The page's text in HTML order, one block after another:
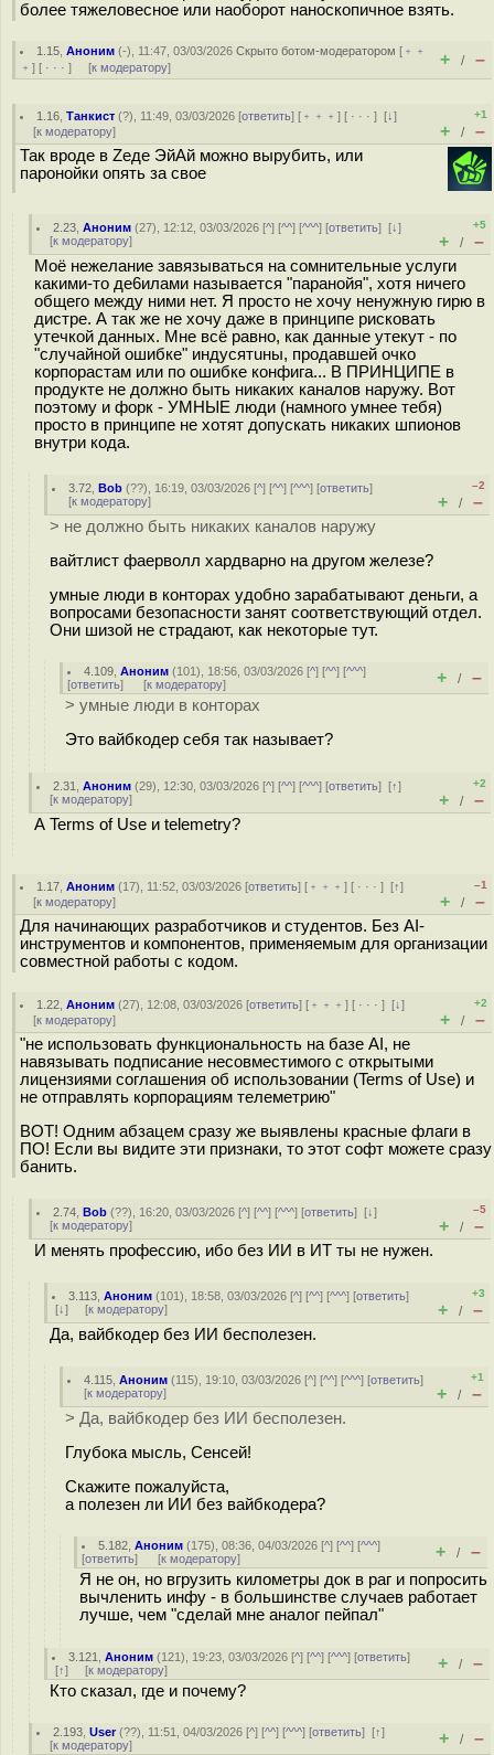
более тяжеловесное или наоборот наноскопичное взять.
1.15 ,Аноним (-), 11:47, 03/03/2026Скрыто ботом-модератором [ ﹢﹢
﹢ ] [ · · · ] [к модератору] + / –
1.16 ,Танкист (?), 11:49, 03/03/2026 [ответить] [ ﹢﹢﹢] [ · · ·][↓]
[к модератору]
+1
+ / –
Так вроде в Zеде ЭйАй можно вырубить, или
паронойки опять за свое
2.23 ,Аноним (27), 12:12, 03/03/2026 [^] [^^] [^^^] [ответить][↓]
[к модератору]
+5
+ / –
Моё нежелание завязываться на сомнительные услуги
какими-то дe6илами называется "паранойя", хотя ничего
общего между ними нет. Я просто не хочу ненужную гирю в
дистре. А так же не хочу даже в принципе рисковать
утечкой данных. Мне всё равно, как данные утекут - по
"случайной ошибке" индycятuны, продавшей очко
корпорастам или по ошибке конфига... В ПРИНЦИПЕ в
продукте не должно быть никаких каналов наружу. Вот
поэтому и форк - УМНЫЕ люди (намного умнее тебя)
просто в принципе не хотят допускать никаких шпионов
внутри кода.
3.72 ,Bob (??), 16:19, 03/03/2026 [^] [^^] [^^^] [ответить]
[к модератору]
–2
+ / –
> не должно быть никаких каналов наружу
вайтлист фаерволл хардварно на другом железе?
умные люди в конторах удобно зарабатывают деньги, а
вопросами безопасности занят соответствующий отдел.
Они шизой не страдают, как некоторые тут.
4.109 ,Аноним (101), 18:56, 03/03/2026 [^] [^^] [^^^]
[ответить] [к модератору] + / –
> умные люди в конторах
Это вайбкодер себя так называет?
2.31 ,Аноним (29), 12:30, 03/03/2026 [^] [^^] [^^^] [ответить][↑]
[к модератору]
+2
+ / –
А Terms of Use и telemetry?
1.17 ,Аноним (17), 11:52, 03/03/2026 [ответить] [ ﹢﹢﹢] [ · · ·][↑]
[к модератору]
–1
+ / –
Для начинающих разработчиков и студентов. Без AI-
инструментов и компонентов, применяемым для организации
совместной работы с кодом.
1.22 ,Аноним (27), 12:08, 03/03/2026 [ответить] [ ﹢﹢﹢] [ · · ·][↓]
[к модератору]
+2
+ / –
"не использовать функциональность на базе AI, не
навязывать подписание несовместимого с открытыми
лицензиями соглашения об использовании (Terms of Use) и
не отправлять корпорациям телеметрию"
ВОТ! Одним абзацем сразу же выявлены красные флаги в
ПО! Если вы видите эти признаки, то этот софт можете сразу
банить.
2.74 ,Bob (??), 16:20, 03/03/2026 [^] [^^] [^^^] [ответить][↓]
[к модератору]
–5
+ / –
И менять профессию, ибо без ИИ в ИТ ты не нужен.
3.113 ,Аноним (101), 18:58, 03/03/2026 [^] [^^] [^^^] [ответить]
[↓] [к модератору]
+3
+ / –
Да, вайбкодер без ИИ бесполезен.
4.115 ,Аноним (115), 19:10, 03/03/2026 [^] [^^] [^^^] [ответить]
[к модератору]
+1
+ / –
> Да, вайбкодер без ИИ бесполезен.
Глубока мысль, Сенсей!
Скажите пожалуйста,
а полезен ли ИИ без вайбкодера?
5.182 ,Аноним (175), 08:36, 04/03/2026 [^] [^^] [^^^]
[ответить] [к модератору] + / –
Я не он, но вгрузить километры док в раг и попросить
вычленить инфу - в большинстве случаев работает
лучше, чем "сделай мне аналог пейпал"
3.121 ,Аноним (121), 19:23, 03/03/2026 [^] [^^] [^^^] [ответить]
[↑] [к модератору] + / –
Кто сказал, где и почему?
2.193 ,User(??), 11:51, 04/03/2026 [^] [^^] [^^^] [ответить][↑]
[к модератору] + / –